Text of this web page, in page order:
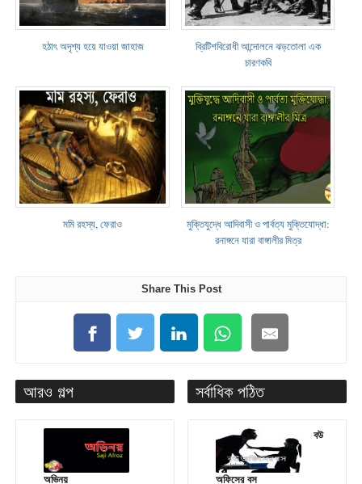
হঠাৎ অদৃশ্য হয়ে যাওয়া জাহাজ
ব্রিটিশবিরোধী আন্দোলনে ঝড়তোলা এক
চারণকবি
মমি রহস্য, ফেরাও
মুক্তিযুদ্ধে আদিবাসী ও পার্বত্য মুক্তিযোদ্ধা:
রনাঙ্গনে যারা বাঙ্গালীর মিত্র
Share This Post
আরও গল্প
অভিনয়
সর্বাধিক পঠিত
বউ
অফিসের বস